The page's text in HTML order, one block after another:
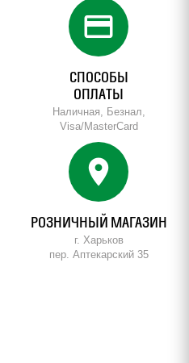
credit_card
СПОСОБЫ
ОПЛАТЫ
Наличная, Безнал,
Visa/MasterCard
location_on
РОЗНИЧНЫЙ МАГАЗИН
г. Харьков
пер. Аптекарский 35